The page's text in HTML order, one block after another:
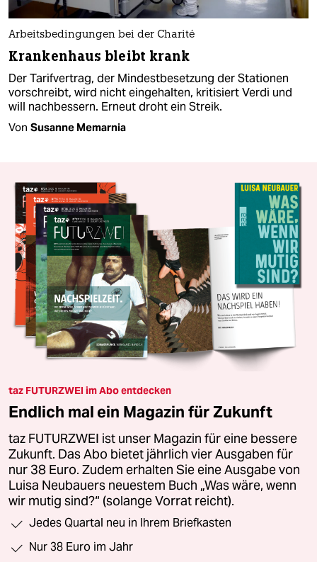
Arbeitsbedingungen bei der Charité
Krankenhaus bleibt krank
Der Tarifvertrag, der Mindestbesetzung der Stationen
vorschreibt, wird nicht eingehalten, kritisiert Verdi und
will nachbessern. Erneut droht ein Streik.
Von Susanne Memarnia
taz FUTURZWEI im Abo entdecken
Endlich mal ein Magazin für Zukunft
taz FUTURZWEI ist unser Magazin für eine bessere
Zukunft. Das Abo bietet jährlich vier Ausgaben für
nur 38 Euro. Zudem erhalten Sie eine Ausgabe von
Luisa Neubauers neuestem Buch „Was wäre, wenn
wir mutig sind?“ (solange Vorrat reicht).
Jedes Quartal neu in Ihrem Briefkasten
Nur 38 Euro im Jahr